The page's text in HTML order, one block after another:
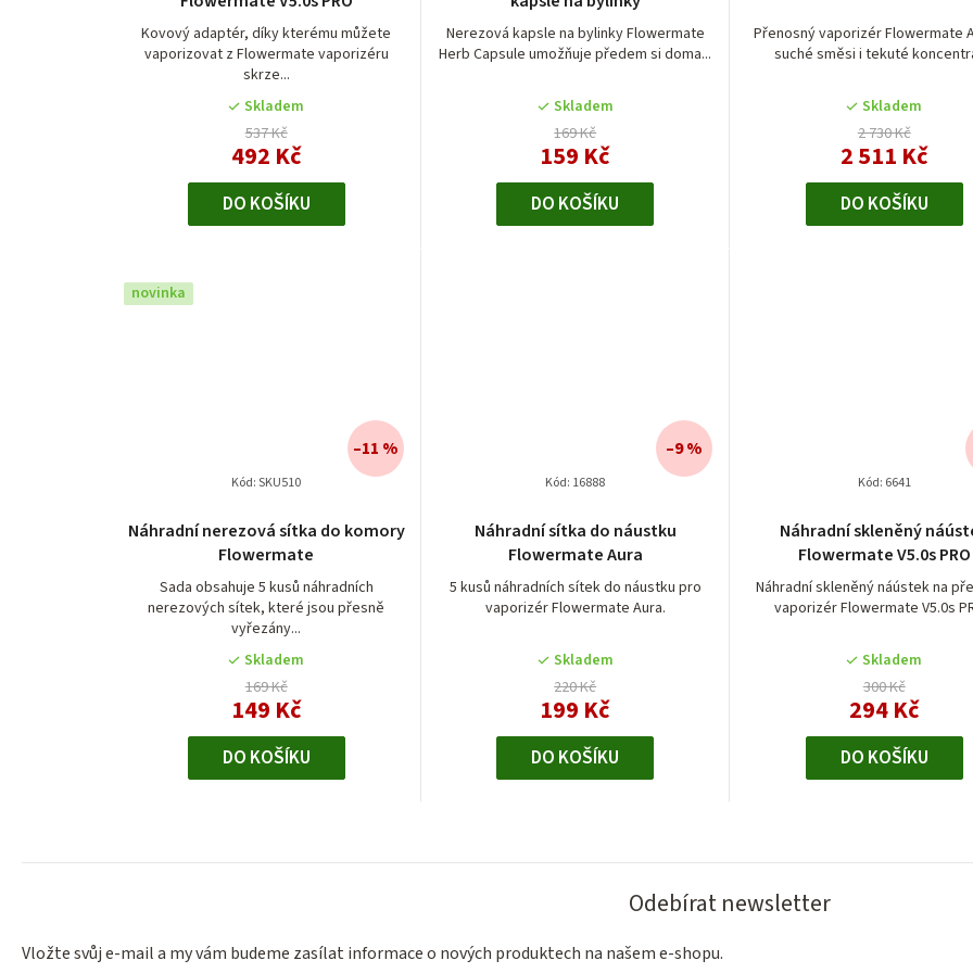
d
u
k
t
ů
Kovový adaptér, díky kterému můžete
vaporizovat z Flowermate vaporizéru
skrze...
Skladem
537 Kč
492 Kč
DO KOŠÍKU
Nerezová kapsle na bylinky Flowermate
Herb Capsule umožňuje předem si doma...
Skladem
169 Kč
159 Kč
DO KOŠÍKU
Přenosný vaporizér Flowermate
suché směsi i tekuté
Skladem
2 730 Kč
2 511 Kč
DO KOŠÍKU
novinka
Náhradní nerezová sítka do komory
Flowermate
Sada obsahuje 5 kusů náhradních
nerezových sítek, které jsou přesně
vyřezány...
Skladem
169 Kč
149 Kč
–11 %
DO KOŠÍKU
Kód:SKU510
Náhradní sítka do náustku
Flowermate Aura
5 kusů náhradních sítek do náustku pro
vaporizér Flowermate Aura.
Skladem
220 Kč
199 Kč
–9 %
DO KOŠÍKU
Kód: 16888
Náhradní skleněný
Flowermate V5.0s PRO
Náhradní skleněný náústek na
vaporizér Flowermate V5.0s
Skladem
300 Kč
294 Kč
DO KOŠÍKU
Kód: 6641
v
l
Odebírat newsletter
Vložte svůj e-mail a my vám budeme zasílat informace o nových produktech na našem e-shopu.